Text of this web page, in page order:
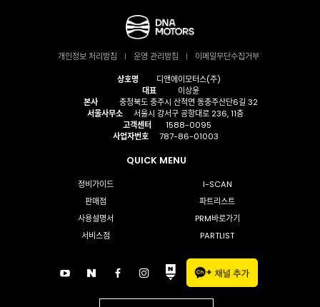
개인정보 처리방침 운영 관리방침
이메일무단수집거부
상호명
디앤에이모터스(주)
대표
이상윤
본사
충청북도 충주시 산척면 동충주산단6길 32
서울사무소
서울시 강서구 공항대로 236, 11층
고객센터
1588-0095
사업자번호
787-86-01003
QUICK MENU
정비가이드
I-SCAN
판매점
파트리스트
사용설명서
PRM바로가기
서비스점
PARTLIST